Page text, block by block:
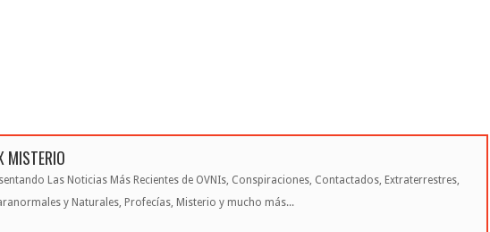
MISTERIO
Las Noticias Más Recientes de OVNIs, Conspiraciones, Contactados, Extraterrestres,
y Naturales, Profecías, Misterio y mucho más...